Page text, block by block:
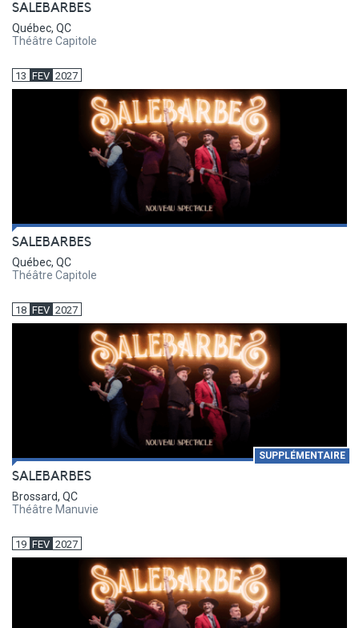
SALEBARBES
Québec, QC
Théâtre Capitole
13 FEV 2027
SALEBARBES
Québec, QC
Théâtre Capitole
18 FEV 2027
SUPPLÉMENTAIRE
SALEBARBES
Brossard, QC
Théâtre Manuvie
19 FEV 2027